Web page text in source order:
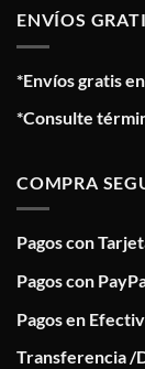
ENVÍOS
*Envíos gratis
*Consulte
COMPRA
Pagos con
Pagos con
Pagos en
Transferencia /